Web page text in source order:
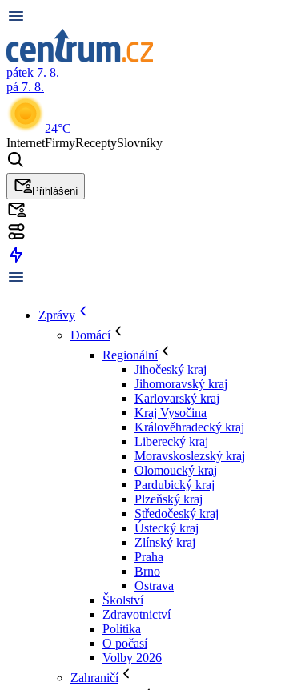
pátek 7. 8.
pá 7. 8.
24°C
InternetFirmyReceptySlovníky
Přihlášení
Zprávy
Domácí
Regionální
Jihočeský kraj
Jihomoravský kraj
Karlovarský kraj
Kraj Vysočina
Králověhradecký kraj
Liberecký kraj
Moravskoslezský kraj
Olomoucký kraj
Pardubický kraj
Plzeňský kraj
Středočeský kraj
Ústecký kraj
Zlínský kraj
Praha
Brno
Ostrava
Školství
Zdravotnictví
Politika
O počasí
Volby 2026
Zahraničí